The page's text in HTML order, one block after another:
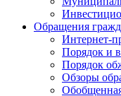
Обращения
Интернет-
Порядок и
Порядок
Обзоры